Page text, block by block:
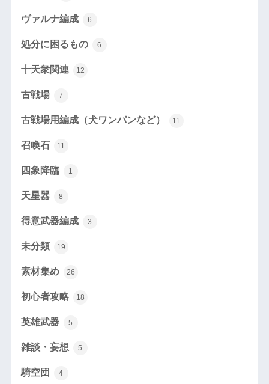
ヴァルナ編成 6
処分に困るもの 6
十天衆関連 12
古戦場 7
古戦場用編成（犬ワンパンなど） 11
召喚石 11
四象降臨 1
天星器 8
得意武器編成 3
未分類 19
素材集め 26
初心者攻略 18
英雄武器 5
雑談・妄想 5
騎空団 4